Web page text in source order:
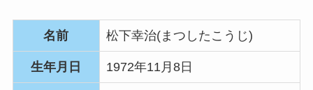
名前 松下幸治(まつしたこうじ)
生年月日 1972年11月8日